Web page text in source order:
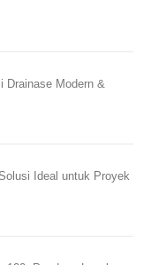
Drainase Modern &
Ideal untuk Proyek